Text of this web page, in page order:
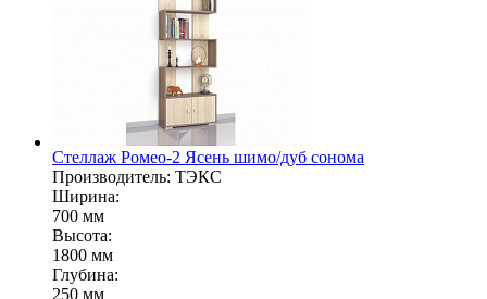
Стеллаж Ромео-2 Ясень шимо/дуб сонома
Производитель: ТЭКС
Ширина:
700 мм
Высота:
1800 мм
Глубина:
250 мм